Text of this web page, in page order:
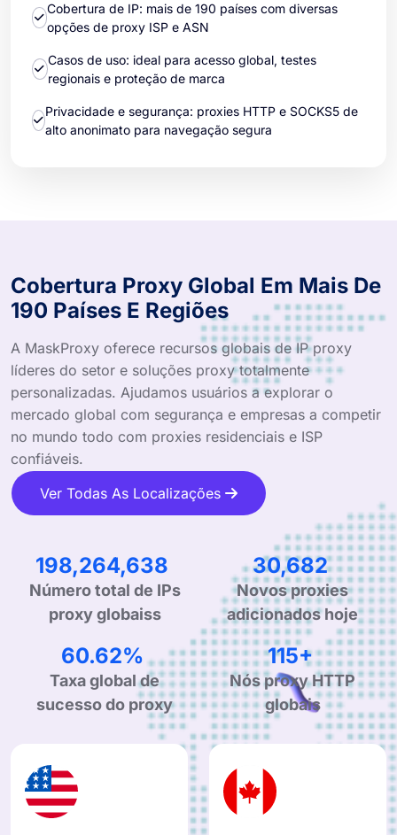
Cobertura de IP: mais de 190 países com diversas
opções de proxy ISP e ASN
Casos de uso: ideal para acesso global, testes
regionais e proteção de marca
Privacidade e segurança: proxies HTTP e SOCKS5 de
alto anonimato para navegação segura
Cobertura Proxy Global Em Mais De
190 Países E Regiões
A MaskProxy oferece recursos globais de IP proxy
líderes do setor e soluções proxy totalmente
personalizadas. Ajudamos usuários a explorar o
mercado global com segurança e empresas a competir
no mundo todo com proxies residenciais e ISP
confiáveis.
Ver Todas As Localizações
314,251,264
Número total de IPs
proxy globaiss
48,631
Novos proxies
adicionados hoje
97.15%
Taxa global de
sucesso do proxy
184+
Nós proxy HTTP
globais